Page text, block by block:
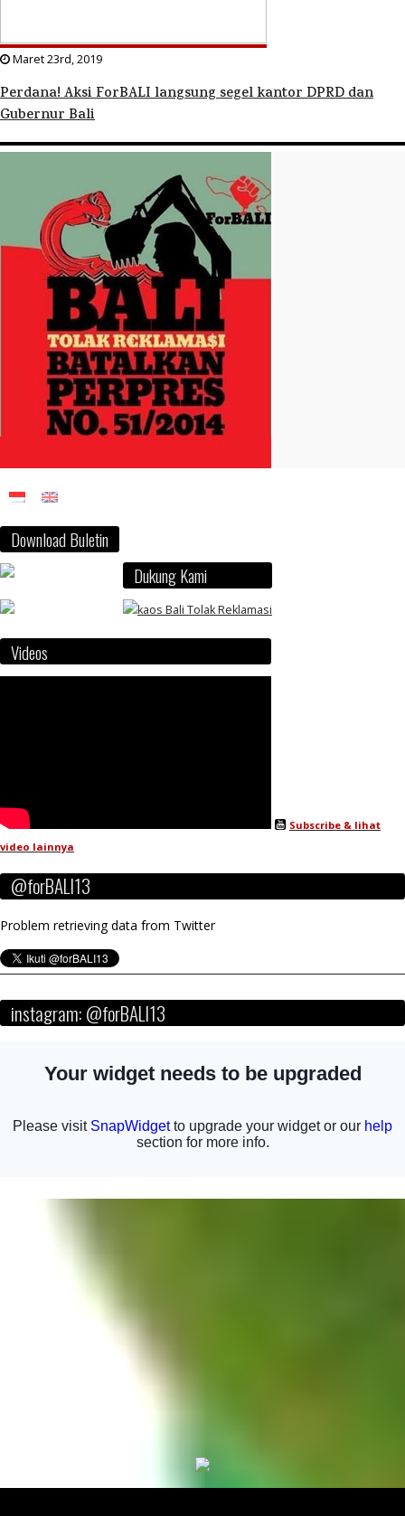
Maret 23rd, 2019
Perdana! Aksi ForBALI langsung segel kantor DPRD dan
Gubernur Bali
Download Buletin
Dukung Kami
Videos
Subscribe & lihat
video lainnya
@forBALI13
Problem retrieving data from Twitter
instagram: @forBALI13